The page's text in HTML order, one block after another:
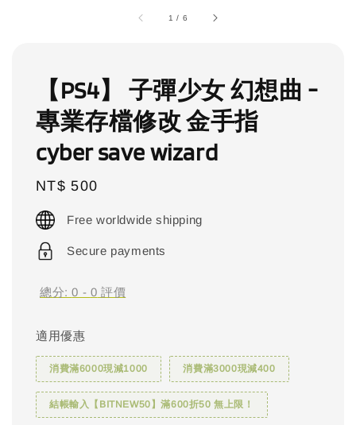
1 / 6
【PS4】 子彈少女 幻想曲 -
專業存檔修改 金手指
cyber save wizard
Regular
price
NT$ 500
Free worldwide shipping
Secure payments
總分:0 - 0 評價
適用優惠
消費滿6000現減1000 消費滿3000現減400
結帳輸入【BITNEW50】滿600折50 無上限！